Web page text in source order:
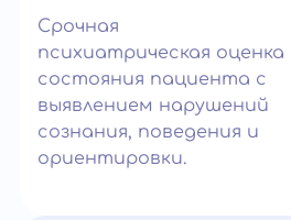
Срочная
психиатрическая оценка
состояния пациента с
выявлением нарушений
сознания, поведения и
ориентировки.